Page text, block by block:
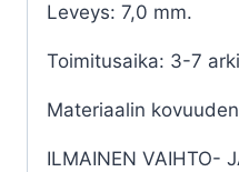
Leveys: 7,0 mm.
Toimitusaika: 3-7
Materiaalin
ILMAINEN VAIHTO-